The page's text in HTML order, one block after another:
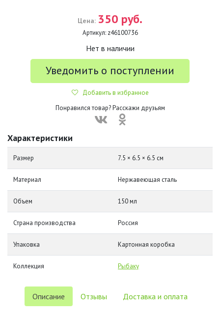
Цена: 350 руб.
Артикул: z46100736
Нет в наличии
Уведомить о поступлении
Добавить в избранное
Понравился товар? Расскажи друзьям
Характеристики
Размер 7.5 × 6.5 × 6.5 см
Материал Нержавеющая сталь
Объем 150 мл
Страна производства Россия
Упаковка Картонная коробка
Коллекция Рыбаку
Описание Отзывы Доставка и оплата